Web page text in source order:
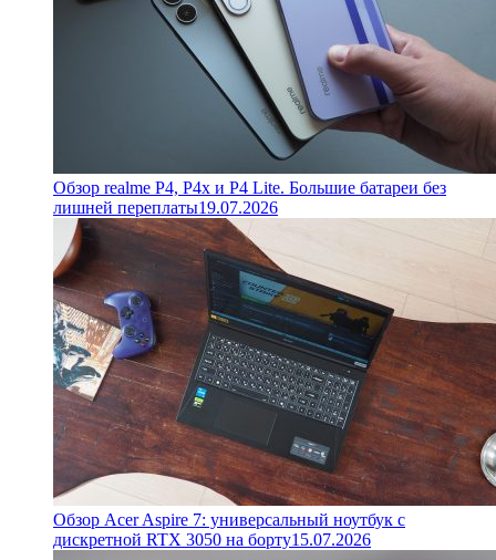
Обзор realme P4, P4x и P4 Lite. Большие батареи без
лишней переплаты19.07.2026
Обзор Acer Aspire 7: универсальный ноутбук с
дискретной RTX 3050 на борту15.07.2026